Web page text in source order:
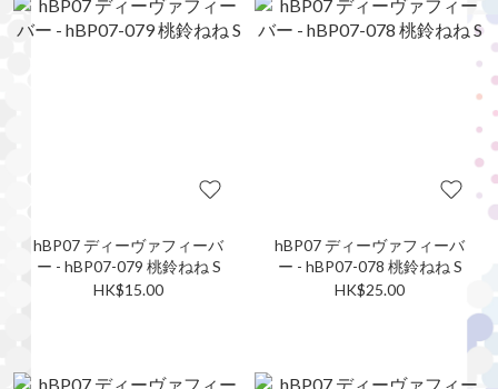
hBP07 ディーヴァフィーバ
ー - hBP07-079 桃鈴ねね S
HK$15.00
hBP07 ディーヴァフィーバ
ー - hBP07-078 桃鈴ねね S
HK$25.00